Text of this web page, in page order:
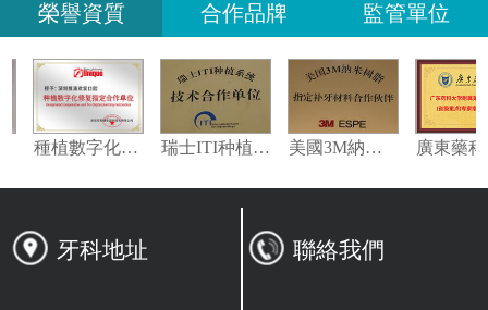
榮譽資質 合作品牌 監管單位
牙科地址 聯絡我們